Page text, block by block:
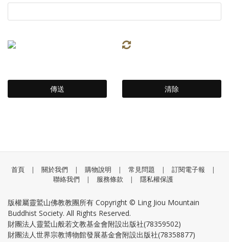
首頁 | 關於我們 | 購物說明 | 常見問題 | 訂閱電子報
|
聯絡我們
| 服務條款 | 隱私權保護
版權屬靈鷲山佛教教團所有 Copyright © Ling Jiou Mountain
Buddhist Society. All Rights Reserved.
財團法人靈鷲山般若文教基金會附設出版社(78359502)
財團法人世界宗教博物館發展基金會附設出版社(78358877)